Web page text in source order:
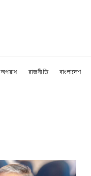
অপরাধ রাজনীতি বাংলাদেশ